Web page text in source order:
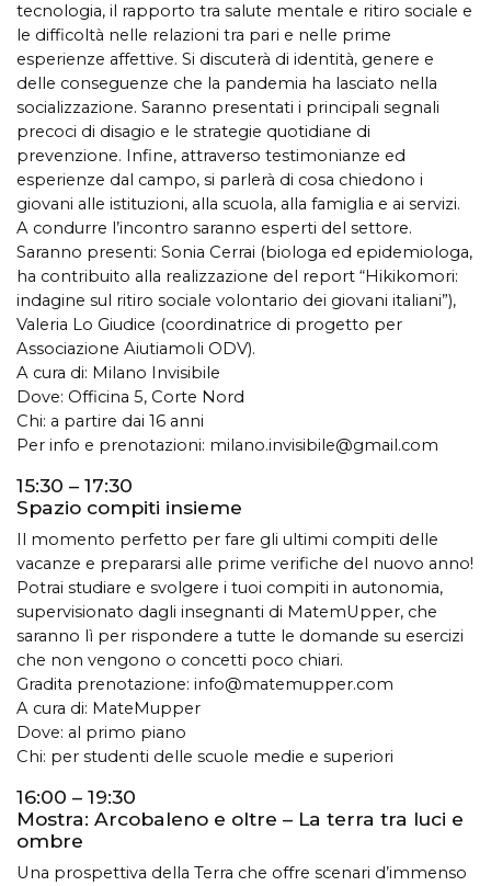
tecnologia, il rapporto tra salute mentale e ritiro sociale e
le difficoltà nelle relazioni tra pari e nelle prime
esperienze affettive. Si discuterà di identità, genere e
delle conseguenze che la pandemia ha lasciato nella
socializzazione. Saranno presentati i principali segnali
precoci di disagio e le strategie quotidiane di
prevenzione. Infine, attraverso testimonianze ed
esperienze dal campo, si parlerà di cosa chiedono i
giovani alle istituzioni, alla scuola, alla famiglia e ai servizi.
A condurre l’incontro saranno esperti del settore.
Saranno presenti: Sonia Cerrai (biologa ed epidemiologa,
ha contribuito alla realizzazione del report “Hikikomori:
indagine sul ritiro sociale volontario dei giovani italiani”),
Valeria Lo Giudice (coordinatrice di progetto per
Associazione Aiutiamoli ODV).
A cura di: Milano Invisibile
Dove: Officina 5, Corte Nord
Chi: a partire dai 16 anni
Per info e prenotazioni: milano.invisibile@gmail.com
15:30 – 17:30
Spazio compiti insieme
Il momento perfetto per fare gli ultimi compiti delle
vacanze e prepararsi alle prime verifiche del nuovo anno!
Potrai studiare e svolgere i tuoi compiti in autonomia,
supervisionato dagli insegnanti di MatemUpper, che
saranno lì per rispondere a tutte le domande su esercizi
che non vengono o concetti poco chiari.
Gradita prenotazione: info@matemupper.com
A cura di: MateMupper
Dove: al primo piano
Chi: per studenti delle scuole medie e superiori
16:00 – 19:30
Mostra: Arcobaleno e oltre – La terra tra luci e
ombre
Una prospettiva della Terra che offre scenari d’immenso